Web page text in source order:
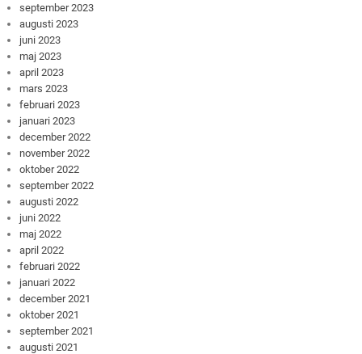
september 2023
augusti 2023
juni 2023
maj 2023
april 2023
mars 2023
februari 2023
januari 2023
december 2022
november 2022
oktober 2022
september 2022
augusti 2022
juni 2022
maj 2022
april 2022
februari 2022
januari 2022
december 2021
oktober 2021
september 2021
augusti 2021